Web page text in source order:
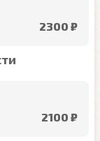
2300 ₽
2100 ₽